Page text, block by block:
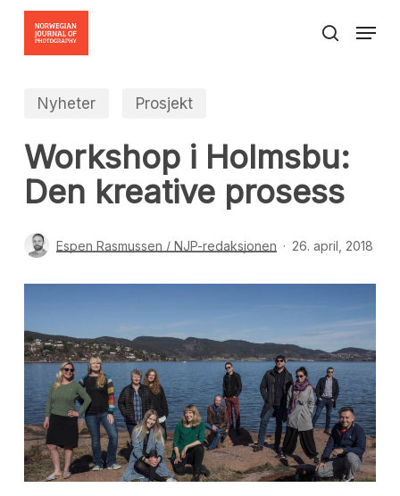
Skip
content
search
Menu
Nyheter Prosjekt
Workshop i Holmsbu:
Den kreative prosess
Espen Rasmussen / NJP-redaksjonen 26. april, 2018